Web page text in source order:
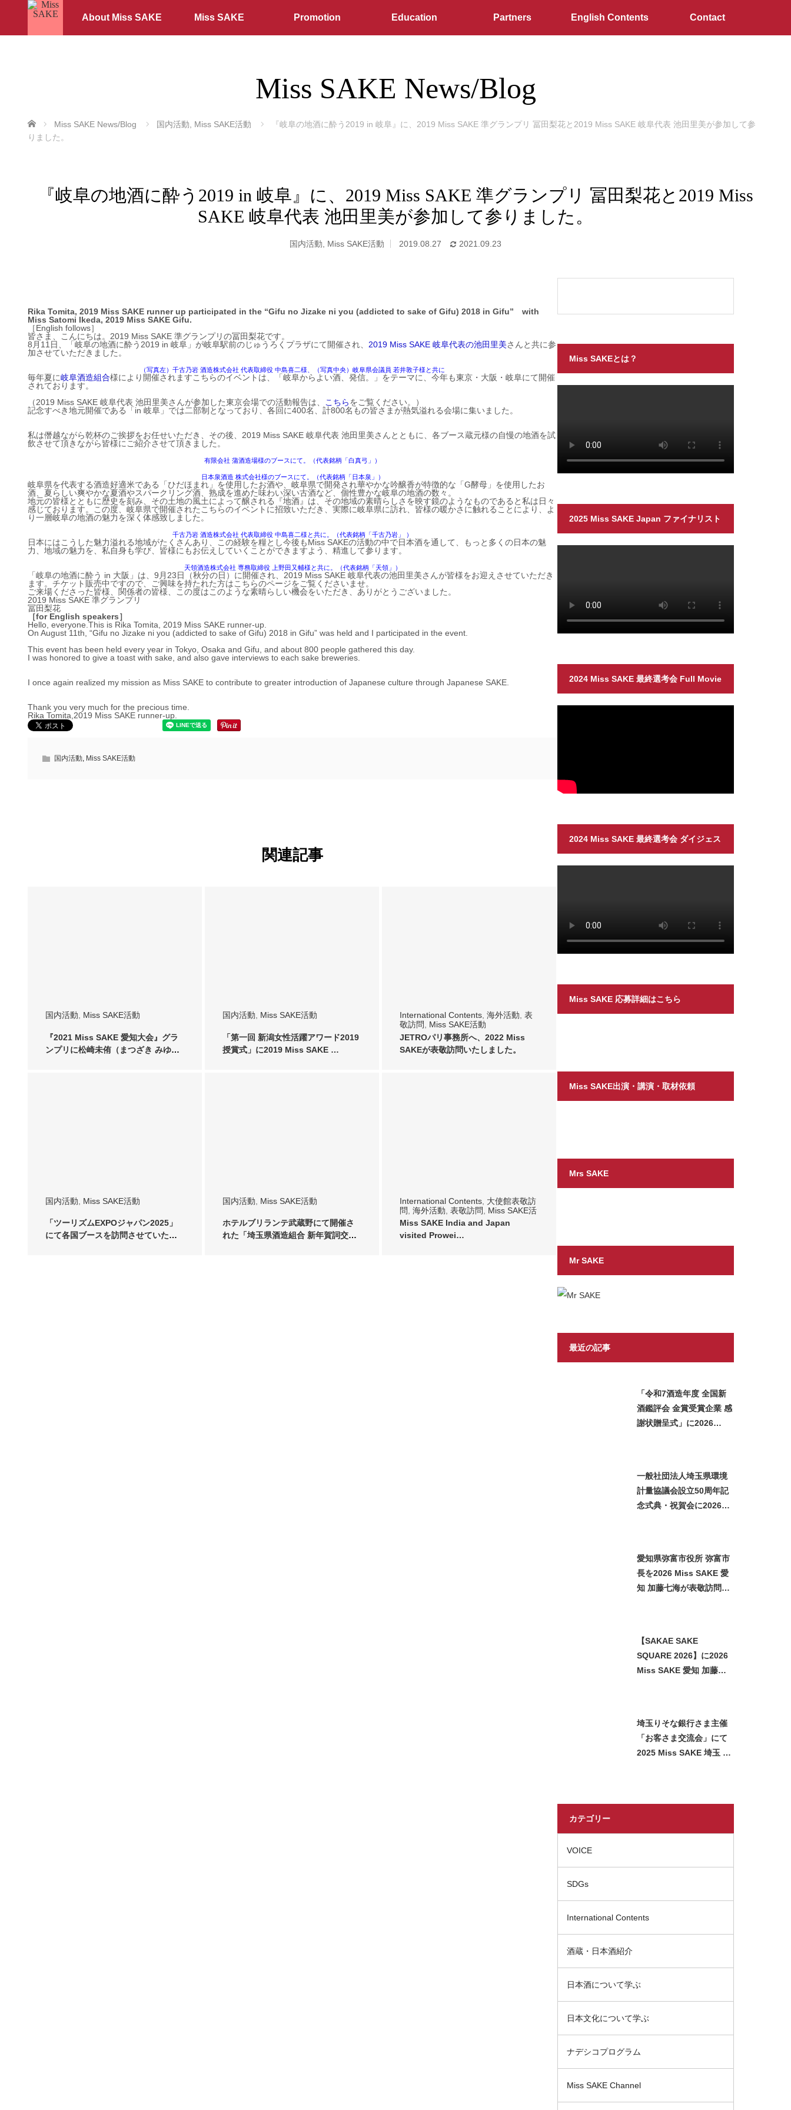
About Miss SAKE Miss SAKE Promotion Education Partners English Contents Contact
Miss SAKE News/Blog
ホーム Miss SAKE News/Blog 国内活動 Miss SAKE活動
『岐阜の地酒に酔う2019 in 岐阜』に、2019 Miss SAKE 準グランプリ 冨田梨花と2019 Miss SAKE 岐阜代表 池田里美が参加して参
りました。
『岐阜の地酒に酔う2019 in 岐阜』に、2019 Miss SAKE 準グランプリ 冨田梨花と2019 Miss
SAKE 岐阜代表 池田里美が参加して参りました。
国内活動 Miss SAKE活動 2019.08.27 2021.09.23
Rika Tomita, 2019 Miss SAKE runner up participated in the “Gifu no Jizake ni you (addicted to sake of Gifu) 2018 in Gifu” with
Miss Satomi Ikeda, 2019 Miss SAKE Gifu.
［English follows］
皆さま、こんにちは。2019 Miss SAKE 準グランプリの冨田梨花です。
8月11日、「岐阜の地酒に酔う2019 in 岐阜」が岐阜駅前のじゅうろくプラザにて開催され、 2019 Miss SAKE 岐阜代表の池田里美さんと共に参
加させていただきました。
（写真左）千古乃岩 酒造株式会社 代表取締役 中島喜二様、（写真中央）岐阜県会議員 若井敦子様と共に
毎年夏に岐阜酒造組合様により開催されますこちらのイベントは、「岐阜からよい酒、発信。」をテーマに、今年も東京・大阪・岐阜にて開催
されております。
（2019 Miss SAKE 岐阜代表 池田里美さんが参加した東京会場での活動報告は、
こちらをご覧ください。）
記念すべき地元開催である「in 岐阜」では二部制となっており、各回に400名、計800名もの皆さまが熱気溢れる会場に集いました。
私は僭越ながら乾杯のご挨拶をお任せいただき、その後、2019 Miss SAKE 岐阜代表 池田里美さんとともに、各ブース蔵元様の自慢の地酒を試
飲させて頂きながら皆様にご紹介させて頂きました。
有限会社 蒲酒造場様のブースにて。（代表銘柄「白真弓」）
日本泉酒造 株式会社様のブースにて。（代表銘柄「日本泉」）
岐阜県を代表する酒造好適米である「ひだほまれ」を使用したお酒や、岐阜県で開発され華やかな吟醸香が特徴的な「G酵母」を使用したお
酒、夏らしい爽やかな夏酒やスパークリング酒、熟成を進めた味わい深い古酒など、個性豊かな岐阜の地酒の数々。
地元の皆様とともに歴史を刻み、その土地の風土によって醸される『地酒』は、その地域の素晴らしさを映す鏡のようなものであると私は日々
感じております。この度、岐阜県で開催されたこちらのイベントに招致いただき、実際に岐阜県に訪れ、皆様の暖かさに触れることにより、よ
り一層岐阜の地酒の魅力を深く体感致しました。
千古乃岩 酒造株式会社 代表取締役 中島喜二様と共に。（代表銘柄「千古乃岩」 ）
日本にはこうした魅力溢れる地域がたくさんあり、この経験を糧とし今後もMiss SAKEの活動の中で日本酒を通して、もっと多くの日本の魅
力、地域の魅力を、私自身も学び、皆様にもお伝えしていくことができますよう、精進して参ります。
天領酒造株式会社 専務取締役 上野田又輔様と共に。（代表銘柄「天領」）
「岐阜の地酒に酔う in 大阪」は、9月23日（秋分の日）に開催され、2019 Miss SAKE 岐阜代表の池田里美さんが皆様をお迎えさせていただき
ます。チケット販売中ですので、ご興味を持たれた方はこちらのページをご覧くださいませ。
ご来場くださった皆様、関係者の皆様、この度はこのような素晴らしい機会をいただき、ありがとうございました。
2019 Miss SAKE 準グランプリ
冨田梨花
［for English speakers］
Hello, everyone.This is Rika Tomita, 2019 Miss SAKE runner-up.
On August 11th, “Gifu no Jizake ni you (addicted to sake of Gifu) 2018 in Gifu” was held and I participated in the event.
This event has been held every year in Tokyo, Osaka and Gifu, and about 800 people gathered this day.
I was honored to give a toast with sake, and also gave interviews to each sake breweries.
I once again realized my mission as Miss SAKE to contribute to greater introduction of Japanese culture through Japanese SAKE.
Thank you very much for the precious time.
Rika Tomita,2019 Miss SAKE runner-up.
国内活動, Miss SAKE活動
関連記事
国内活動 Miss SAKE活動
『2021 Miss SAKE 愛知大会』グラ
ンプリに松崎未侑（まつざき みゆ）
国内活動 Miss SAKE活動
「第一回 新潟女性活躍アワード2019
授賞式」に2019 Miss SAKE …
International Contents 海外活動 表
敬訪問
Miss SAKE活動
JETROパリ事務所へ、2022 Miss
SAKEが表敬訪問いたしました。
国内活動 Miss SAKE活動
「ツーリズムEXPOジャパン2025」
にて各国ブースを訪問させていただ
国内活動 Miss SAKE活動
ホテルブリランテ武蔵野にて開催さ
れた「埼玉県酒造組合 新年賀詞交換
International Contents 大使館表敬訪
問 海外活動 表敬訪問
Miss SAKE活
動,ブランドパートナー
Miss SAKE India and Japan
visited Prowei…
Miss SAKEとは？
2025 Miss SAKE Japan ファイナリスト
2024 Miss SAKE 最終選考会 Full Movie
2024 Miss SAKE 最終選考会 ダイジェス
ト
Miss SAKE 応募詳細はこちら
Miss SAKE出演・講演・取材依頼
Mrs SAKE
Mr SAKE
最近の記事
「令和7酒造年度 全国新
酒鑑評会 金賞受賞企業 感
謝状贈呈式」に2026
一般社団法人埼玉県環境
計量協議会設立50周年記
念式典・祝賀会に2026
愛知県弥富市役所 弥富市
長を2026 Miss SAKE 愛
知 加藤七海が表敬訪問い
【SAKAE SAKE
SQUARE 2026】に2026
Miss SAKE 愛知 加藤七
埼玉りそな銀行さま主催
「お客さま交流会」にて
2025 Miss SAKE 埼玉 石
カテゴリー
VOICE
SDGs
International Contents
酒蔵・日本酒紹介
日本酒について学ぶ
日本文化について学ぶ
ナデシコプログラム
Miss SAKE Channel